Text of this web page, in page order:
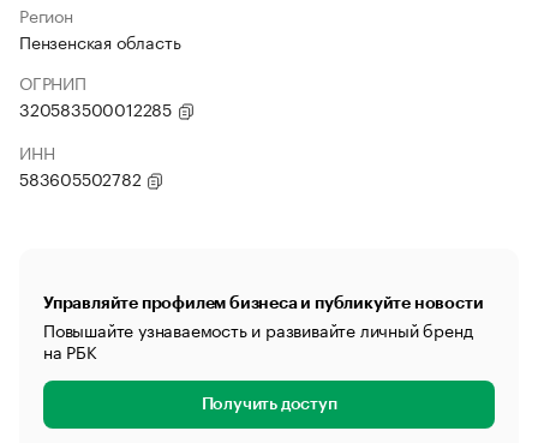
Регион
Пензенская область
ОГРНИП
320583500012285
ИНН
583605502782
Управляйте профилем бизнеса и публикуйте новости
Повышайте узнаваемость и развивайте личный бренд
на РБК
Получить доступ